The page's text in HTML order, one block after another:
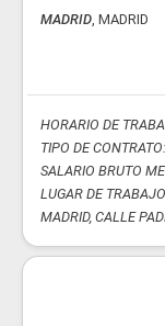
MADRID, MADRID
HORARIO DE
TIPO DE
SALARIO BRUTO
LUGAR DE
MADRID, CALLE